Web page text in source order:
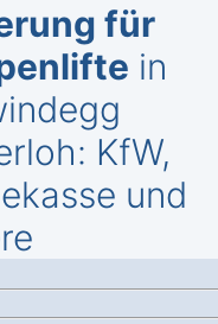
für
in
KfW,
und